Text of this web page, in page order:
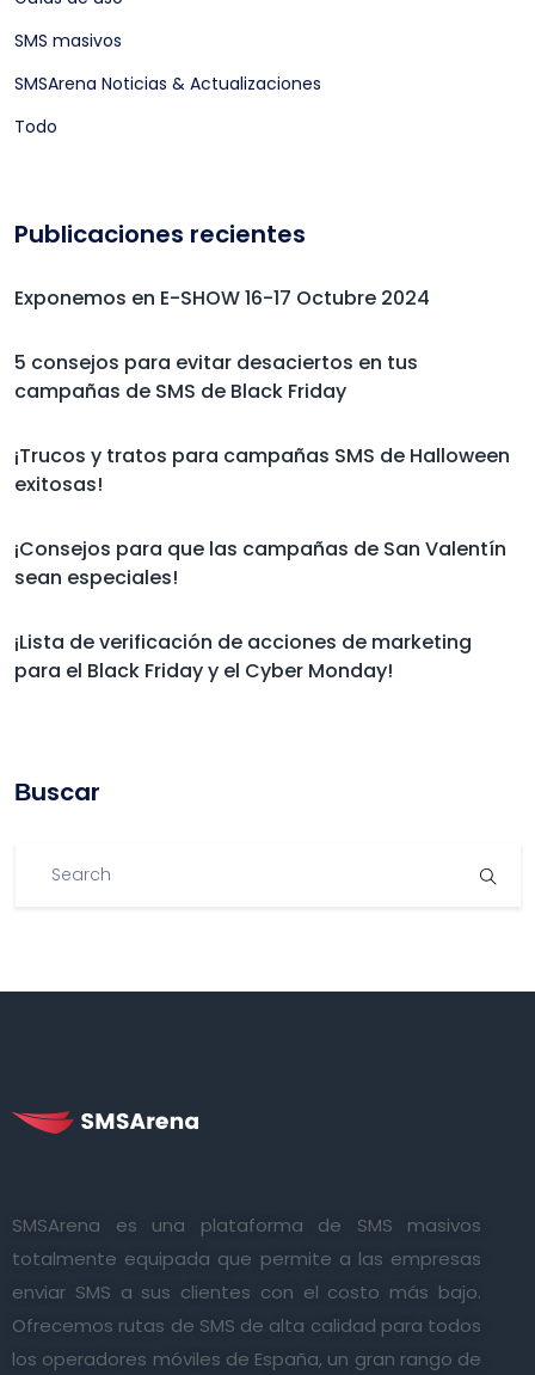
SMS masivos
SMSArena Noticias & Actualizaciones
Todo
Publicaciones recientes
Exponemos en E-SHOW 16-17 Octubre 2024
5 consejos para evitar desaciertos en tus
campañas de SMS de Black Friday
¡Trucos y tratos para campañas SMS de Halloween
exitosas!
¡Consejos para que las campañas de San Valentín
sean especiales!
¡Lista de verificación de acciones de marketing
para el Black Friday y el Cyber Monday!
Βuscar
SMSArena es una plataforma de SMS masivos
totalmente equipada que permite a las empresas
enviar SMS a sus clientes con el costo más bajo.
Ofrecemos rutas de SMS de alta calidad para todos
los operadores móviles de España, un gran rango de